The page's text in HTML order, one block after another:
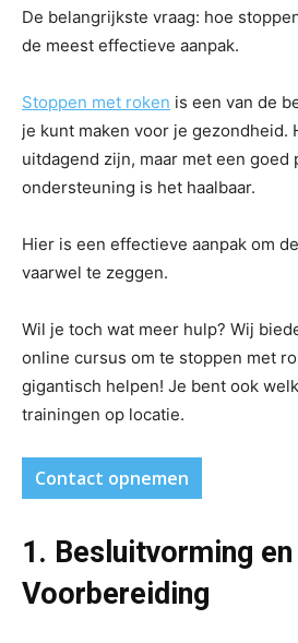
De belangrijkste vraag: hoe
de meest effectieve aanpak.
Stoppen met roken is een van de
je kunt maken voor je gezondheid.
uitdagend zijn, maar met een goed
ondersteuning is het haalbaar.
Hier is een effectieve aanpak om
vaarwel te zeggen.
Wil je toch wat meer hulp? Wij
online cursus om te stoppen met
gigantisch helpen! Je bent ook
trainingen op locatie.
Contact opnemen
1. Besluitvorming en
Voorbereiding